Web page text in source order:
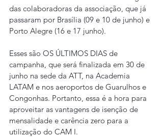
das colaboradoras da associação, que já
passaram por Brasília (09 e 10 de junho) e
Porto Alegre (16 e 17 junho).
Esses são OS ÚLTIMOS DIAS de
campanha, que será finalizada em 30 de
junho na sede da ATT, na Academia
LATAM e nos aeroportos de Guarulhos e
Congonhas. Portanto, essa é a hora para
aproveitar as vantagens de isenção de
mensalidade e carência zero para a
utilização do CAM I.